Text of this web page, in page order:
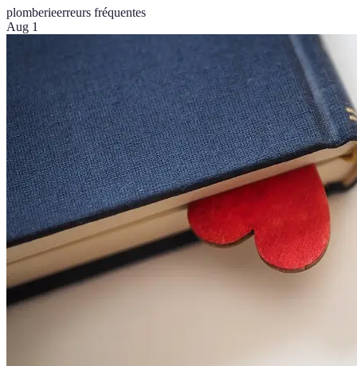
plomberieerreurs fréquentes
Aug 1